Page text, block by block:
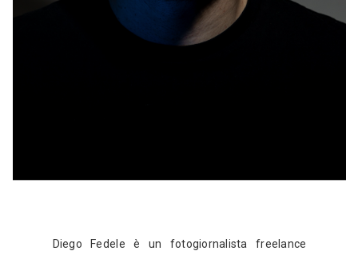
Diego Fedele è un fotogiornalista freelance